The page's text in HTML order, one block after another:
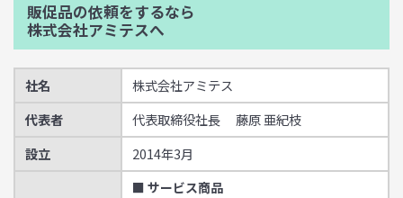
販促品の依頼をするなら
株式会社アミテスへ
社名
株式会社アミテス
代表者
代表取締役社長 藤原 亜紀枝
設立
2014年3月
■ サービス商品